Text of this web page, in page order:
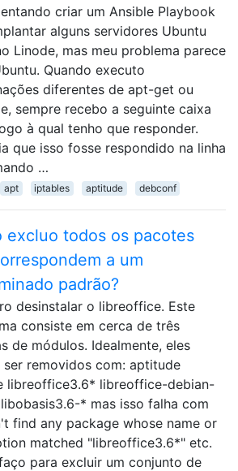
criar um Ansible Playbook
alguns servidores Ubuntu
Linode, mas meu problema parece
Quando executo
diferentes de apt-get ou
sempre recebo a seguinte caixa
à qual tenho que responder.
que isso fosse respondido na linha
…
apt iptables aptitude debconf
excluo todos os pacotes
a um
padrão?
desinstalar o libreoffice. Este
consiste em cerca de três
de módulos. Idealmente, eles
ser removidos com: aptitude
libreoffice3.6* libreoffice-debian-
* mas isso falha com
find any package whose name or
matched "libreoffice3.6*" etc.
para excluir um conjunto de